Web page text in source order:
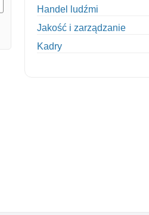
Handel ludźmi
Jakość i zarządzanie
Kadry